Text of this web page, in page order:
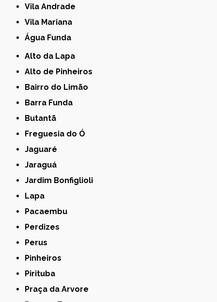
Vila Andrade
Vila Mariana
Água Funda
Alto da Lapa
Alto de Pinheiros
Bairro do Limão
Barra Funda
Butantã
Freguesia do Ó
Jaguaré
Jaraguá
Jardim Bonfiglioli
Lapa
Pacaembu
Perdizes
Perus
Pinheiros
Pirituba
Praça da Arvore